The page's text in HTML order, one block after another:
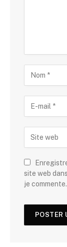
site web
je commente.